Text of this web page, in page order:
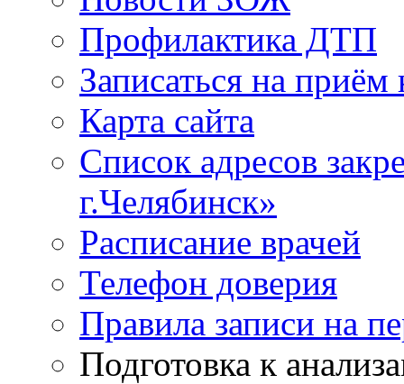
Профилактика ДТП
Записаться на приём
Карта сайта
Список адресов
г.Челябинск»
Расписание врачей
Телефон доверия
Правила записи на
Подготовка к